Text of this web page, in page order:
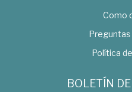
Como
Política
BOLETÍN